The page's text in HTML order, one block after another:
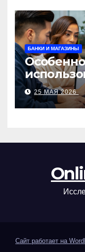
БАНКИ И МАГАЗИНЫ
версии
25 МАЯ 2026
Сайт работает на